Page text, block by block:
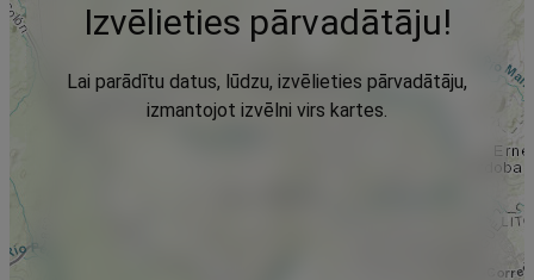
Izvēlieties pārvadātāju!
Lai parādītu datus, lūdzu, izvēlieties pārvadātāju,
izmantojot izvēlni virs kartes.